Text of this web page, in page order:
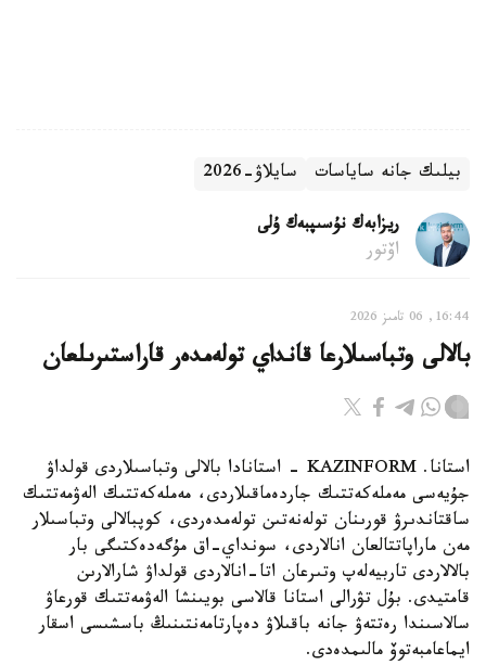
بيلىك جانە ساياسات سايلاۋ-2026
ريزابەك نۇسىپبەك ۇلى
اۆتور
16:44, 06 تامىز 2026
بالالى وتباسىلارعا قانداي تولەمدەر قاراستىرىلعان
استانا. KAZINFORM - استانادا بالالى وتباسىلاردى قولداۋ
جۇيەسى مەملەكەتتىك جاردەماقىلاردى، مەملەكەتتىك الەۋمەتتىك
ساقتاندىرۋ قورىنان تولەنەتىن تولەمدەردى، كوپبالالى وتباسىلار
مەن ماراپاتتالعان انالاردى، سونداي-اق مۇگەدەكتىگى بار
بالالاردى تاربيەلەپ وتىرعان اتا-انالاردى قولداۋ شارالارىن
قامتيدى. بۇل تۋرالى استانا قالاسى بويىنشا الەۋمەتتىك قورعاۋ
سالاسىندا رەتتەۋ جانە باقىلاۋ دەپارتامەنتىنىڭ باسشىسى اسقار
ايماعامبەتوۆ مالىمدەدى.